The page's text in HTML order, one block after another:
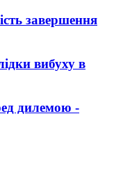
завершення
вибуху в
дилемою -